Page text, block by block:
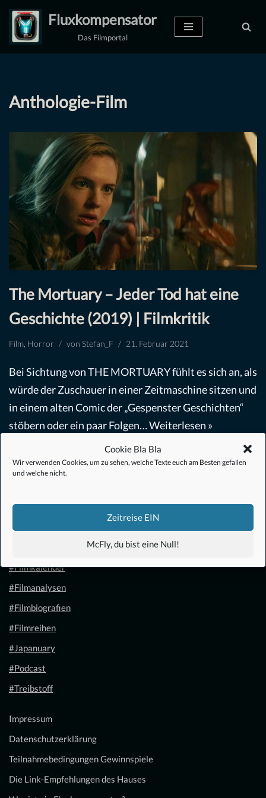
Cookie Bla Bla
Wir verwenden Cookies, um zu sehen, welche Texte euch am Besten gefallen
und welche nicht.
Zeitreise EIN
McFly, du bist eine Null!
Zum
Inhalt
Fluxkompensator
Das Filmportal
Anthologie-Film
The Mortuary – Jeder Tod hat eine
Geschichte (2019) | Filmkritik
Film Horror von Stefan_F 21. Februar 2021
Bei Sichtung von THE MORTUARY fühlt es sich an, als
würde der Zuschauer in einer Zeitmaschine sitzen und
in einem alten Comic der „Gespenster Geschichten“
stöbern oder ein paar Folgen…Weiterlesen »
#Anime
#Filmkalender
#Filmanalysen
#Filmbiografien
#Filmreihen
#Japanuary
#Podcast
#Treibstoff
Impressum
Datenschutzerklärung
Teilnahmebedingungen Gewinnspiele
Die Link-Empfehlungen des Hauses